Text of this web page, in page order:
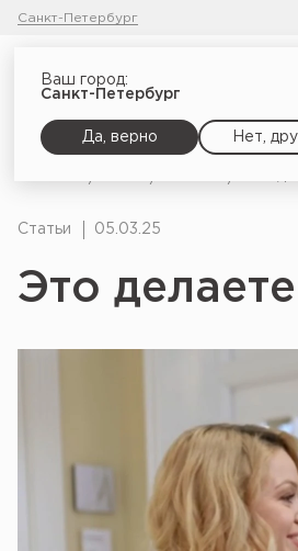
Санкт-Петербург
Ваш город:
Санкт-Петербург
Да, верно Нет,
Статьи 05.03.25
Это